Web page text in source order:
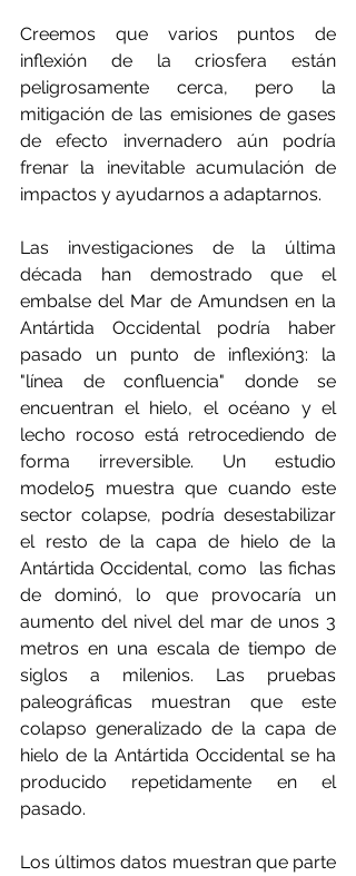
Creemos que varios puntos de
inflexión de la criosfera están
peligrosamente cerca, pero la
mitigación de las emisiones de gases
de efecto invernadero aún podría
frenar la inevitable acumulación de
impactos y ayudarnos a adaptarnos.
Las investigaciones de la última
década han demostrado que el
embalse del Mar de Amundsen en la
Antártida Occidental podría haber
pasado un punto de inflexión3: la
"línea de confluencia" donde se
encuentran el hielo, el océano y el
lecho rocoso está retrocediendo de
forma irreversible. Un estudio
modelo5 muestra que cuando este
sector colapse, podría desestabilizar
el resto de la capa de hielo de la
Antártida Occidental, como  las fichas
de dominó, lo que provocaría un
aumento del nivel del mar de unos 3
metros en una escala de tiempo de
siglos a milenios. Las pruebas
paleográficas muestran que este
colapso generalizado de la capa de
hielo de la Antártida Occidental se ha
producido repetidamente en el
pasado.
Los últimos datos muestran que parte